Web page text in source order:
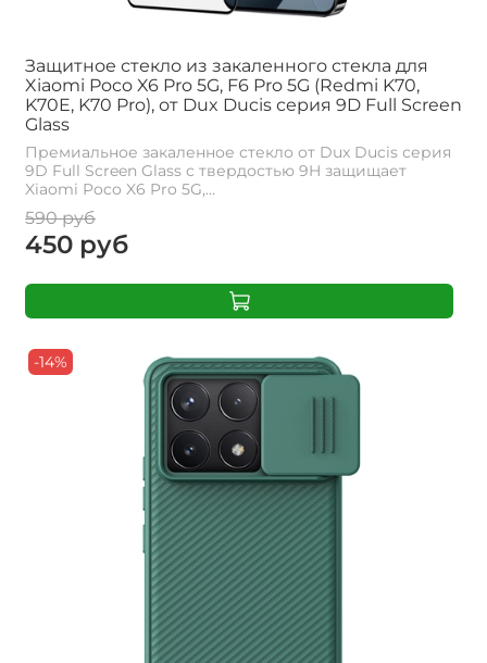
Защитное стекло из закаленного стекла для
Xiaomi Poco X6 Pro 5G, F6 Pro 5G (Redmi K70,
K70E, K70 Pro), от Dux Ducis серия 9D Full Screen
Glass
Премиальное закаленное стекло от Dux Ducis серия
9D Full Screen Glass с твердостью 9H защищает
Xiaomi Poco X6 Pro 5G,...
590 руб
450 руб
-14%